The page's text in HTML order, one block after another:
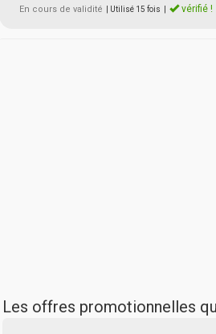
En cours de validité | Utilisé 15 fois vérifié !
Les offres promotionnelles